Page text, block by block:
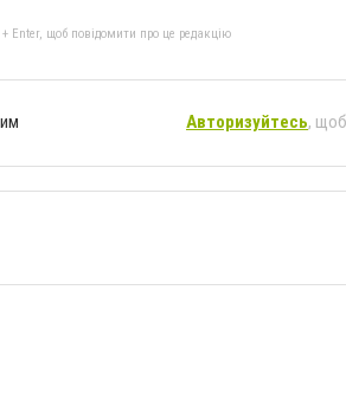
Enter, щоб повідомити про це редакцію
Авторизуйтесь,